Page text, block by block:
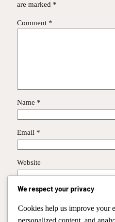
are marked *
Comment *
Name *
Email *
Website
Save my name, email, and
We respect your privacy
Cookies help us improve your
personalized content, and